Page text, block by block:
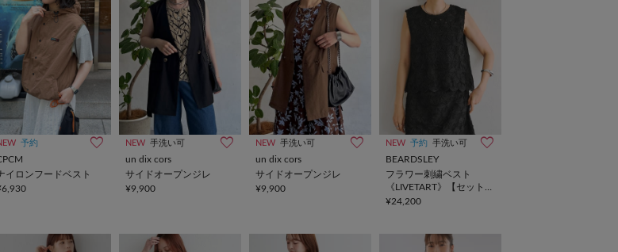
予約
イロンフードベスト
NEW 手洗い可
un dix cors
サイドオープンジレ
¥9,900
NEW 手洗い可
un dix cors
サイドオープンジレ
¥9,900
NEW 予約 手洗い可
BEARDSLEY
フラワー刺繍ベスト
《LIVETART》【セットア
ップ】
¥24,200